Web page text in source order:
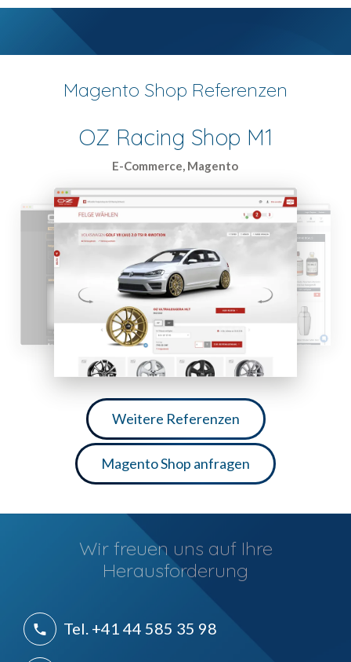
Magento Shop Referenzen
OZ Racing Shop M1
E-Commerce, Magento
Weitere Referenzen
Magento Shop anfragen
Wir freuen uns auf Ihre
Herausforderung
Tel. +41 44 585 35 98